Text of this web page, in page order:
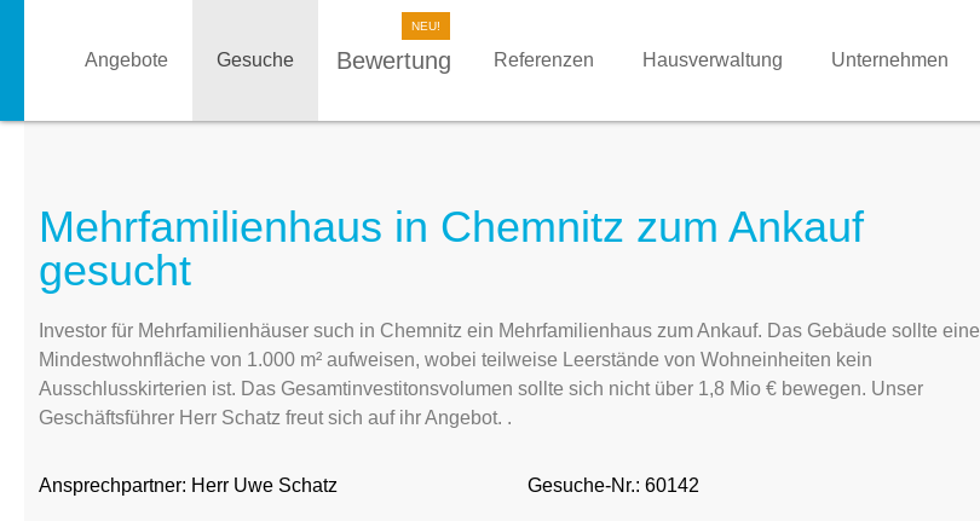
Angebote Gesuche Bewertung Referenzen Hausverwaltung Unternehmen
Mehrfamilienhaus in Chemnitz zum Ankauf
gesucht
Investor für Mehrfamilienhäuser such in Chemnitz ein Mehrfamilienhaus zum Ankauf. Das Gebäude sollte eine
Mindestwohnfläche von 1.000 m² aufweisen, wobei teilweise Leerstände von Wohneinheiten kein
Ausschlusskirterien ist. Das Gesamtinvestitonsvolumen sollte sich nicht über 1,8 Mio € bewegen. Unser
Geschäftsführer Herr Schatz freut sich auf ihr Angebot. .
Ansprechpartner: Herr Uwe Schatz Gesuche-Nr.: 60142